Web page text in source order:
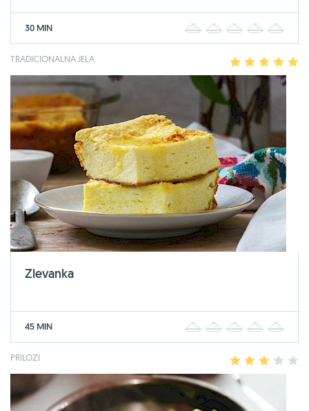
30 MIN 2 3 4
TRADICIONALNA JELA 2 3 4
Zlevanka
45 MIN 2 3 4
PRILOZI 2 3 4